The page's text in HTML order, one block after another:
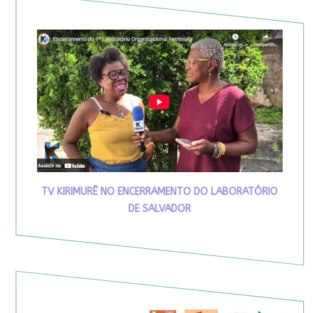
TV KIRIMURÊ NO ENCERRAMENTO DO LABORATÓRIO
DE SALVADOR